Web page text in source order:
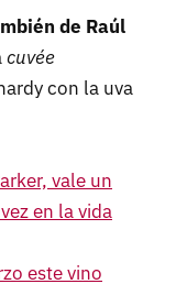
de Raúl
cuvée
con la uva
vale un
en la vida
este vino